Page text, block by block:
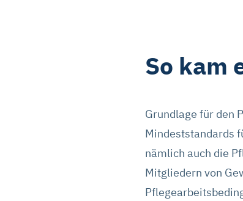
So kam
Grundlage für den
Mindeststandards
nämlich auch die
Mitgliedern von